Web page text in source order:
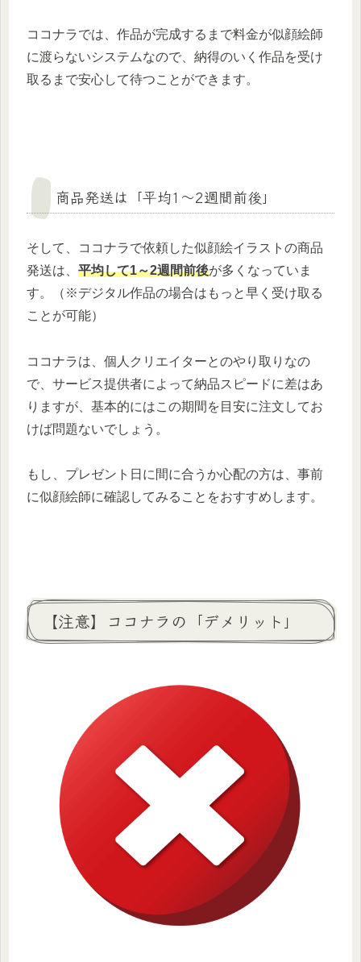
ココナラでは、作品が完成するまで料金が似顔絵師
に渡らないシステムなので、納得のいく作品を受け
取るまで安心して待つことができます。
商品発送は「平均1～2週間前後」
そして、ココナラで依頼した似顔絵イラストの商品
発送は、 平均して1～2週間前後が多くなっていま
す。（※デジタル作品の場合はもっと早く受け取る
ことが可能）
ココナラは、個人クリエイターとのやり取りなの
で、サービス提供者によって納品スピードに差はあ
りますが、基本的にはこの期間を目安に注文してお
けば問題ないでしょう。
もし、プレゼント日に間に合うか心配の方は、事前
に似顔絵師に確認してみることをおすすめします。
【注意】ココナラの「デメリット」